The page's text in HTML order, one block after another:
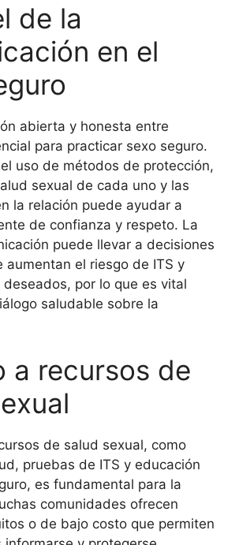
de la
en el
abierta y honesta entre
para practicar sexo seguro.
uso de métodos de protección,
sexual de cada uno y las
la relación puede ayudar a
de confianza y respeto. La
puede llevar a decisiones
aumentan el riesgo de ITS y
por lo que es vital
saludable sobre la
a recursos de
de salud sexual, como
pruebas de ITS y educación
es fundamental para la
comunidades ofrecen
o de bajo costo que permiten